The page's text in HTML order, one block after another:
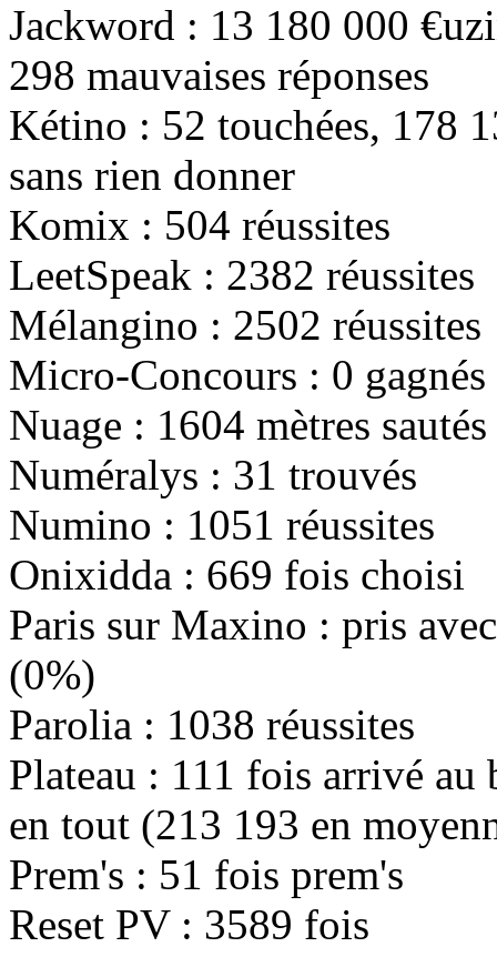
Jackword : 13 180 000
298 mauvaises réponses
Kétino : 52 touchées, 178
sans rien donner
Komix : 504 réussites
LeetSpeak : 2382 réussites
Mélangino : 2502 réussites
Micro-Concours : 0 gagnés
Nuage : 1604 mètres sautés
Numéralys : 31 trouvés
Numino : 1051 réussites
Onixidda : 669 fois choisi
Paris sur Maxino : pris
(0%)
Parolia : 1038 réussites
Plateau : 111 fois arrivé au
en tout (213 193 en
Prem's : 51 fois prem's
Reset PV : 3589 fois